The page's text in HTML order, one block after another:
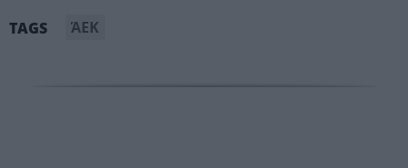
TAGS ΆΕΚ